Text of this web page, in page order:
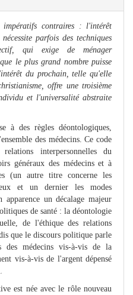
impératifs contraires : l'intérêt
parfois des techniques
qui exige de ménager
le plus grand nombre puisse
du prochain, telle qu'elle
offre une troisième
et l'universalité abstraite
à des règles déontologiques,
des médecins. Ce code
interpersonnelles du
généraux des médecins et à
(un autre titre concerne les
et un dernier les modes
apparence un décalage majeur
de santé : la déontologie
de l'éthique des relations
que le discours politique parle
des médecins vis-à-vis de la
vis-à-vis de l'argent dépensé
est née avec le rôle nouveau